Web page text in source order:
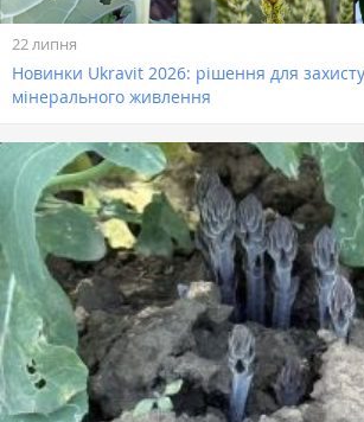
22 липня
Новинки Ukravit 2026: рішення для захисту
мінерального живлення